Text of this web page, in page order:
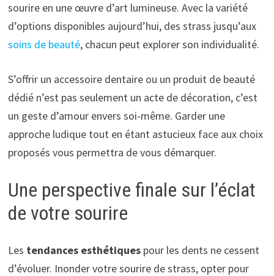
sourire en une œuvre d’art lumineuse. Avec la variété
d’options disponibles aujourd’hui, des strass jusqu’aux
soins de beauté, chacun peut explorer son individualité.
S’offrir un accessoire dentaire ou un produit de beauté
dédié n’est pas seulement un acte de décoration, c’est
un geste d’amour envers soi-même. Garder une
approche ludique tout en étant astucieux face aux choix
proposés vous permettra de vous démarquer.
Une perspective finale sur l’éclat
de votre sourire
Les tendances esthétiquespour les dents ne cessent
d’évoluer. Inonder votre sourire de strass, opter pour